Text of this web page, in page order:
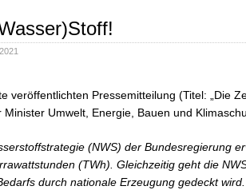
veröffentlichten Pressemitteilung (Titel: „Die
Minister Umwelt, Energie, Bauen und
(NWS) der Bundesregierung
(TWh). Gleichzeitig geht die
durch nationale Erzeugung gedeckt